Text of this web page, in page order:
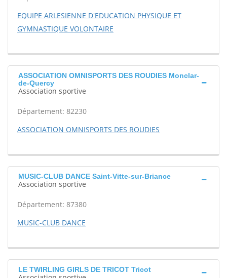
EQUIPE ARLESIENNE D'EDUCATION PHYSIQUE ET
GYMNASTIQUE VOLONTAIRE
ASSOCIATION OMNISPORTS DES ROUDIES Monclar-
de-Quercy
Association sportive
Département: 82230
ASSOCIATION OMNISPORTS DES ROUDIES
MUSIC-CLUB DANCE Saint-Vitte-sur-Briance
Association sportive
Département: 87380
MUSIC-CLUB DANCE
LE TWIRLING GIRLS DE TRICOT Tricot